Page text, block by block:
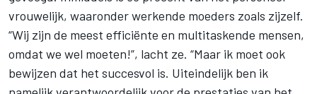
vrouwelijk, waaronder werkende moeders zoals zijzelf.
“Wij zijn de meest efficiënte en multitaskende mensen,
omdat we wel moeten!”, lacht ze. “Maar ik moet ook
bewijzen dat het succesvol is. Uiteindelijk ben ik